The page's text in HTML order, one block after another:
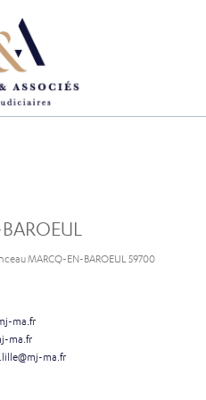
MARCQ-EN-BAROEUL 59700
ma.fr
ma.fr
ma.fr